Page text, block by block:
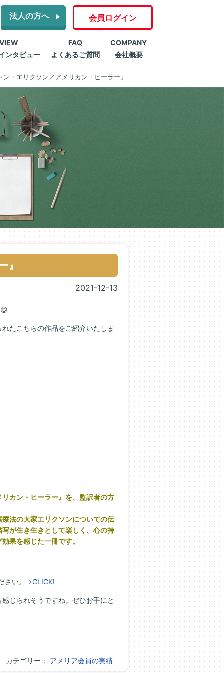
法人の方へ 会員ログイン
ンタビュー
FAQ
よくあるご質問
COMPANY
会社概要
ン・エリクソン／アメリカン・ヒーラー』
』
2021-12-13
たこちらの作品をご紹介いたしま
カン・ヒーラー』を、監訳者の方
法の大家エリクソンについての伝
が生き生きとして楽しく、心の持
果を感じた一冊です。
い。 →CLICK!
じられそうですね。ぜひお手にと
カテゴリー： アメリア会員の実績